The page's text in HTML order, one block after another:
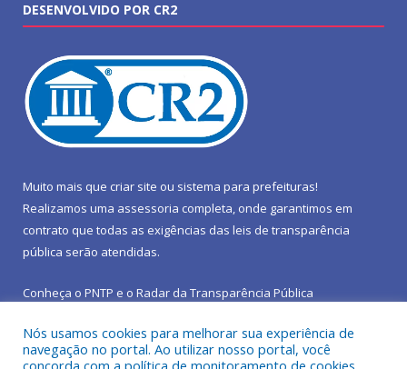
DESENVOLVIDO POR CR2
Muito mais que criar site ou sistema para prefeituras!
Realizamos uma assessoria completa, onde garantimos em
contrato que todas as exigências das leis de transparência
pública serão atendidas.
Conheça o PNTP e o Radar da Transparência Pública
Nós usamos cookies para melhorar sua experiência de
navegação no portal. Ao utilizar nosso portal, você
concorda com a política de monitoramento de cookies.